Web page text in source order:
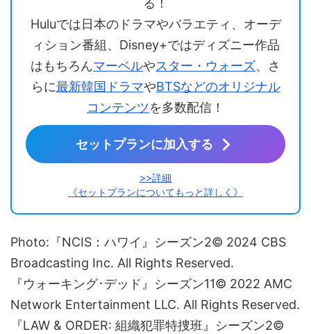
る！
Huluでは日本のドラマやバラエティ、オーデ
ィション番組、Disney+ではディズニー作品
はもちろんマーベルやスター・ウォーズ、さ
らに最新韓国ドラマやBTSなどのオリジナル
コンテンツを多数配信！
セットプランに加入する
>>詳細
《セットプランについてもっと詳しく》
Photo:『NCIS：ハワイ』シーズン2©︎ 2024 CBS
Broadcasting Inc. All Rights Reserved.
『ウォーキング･デッド』シーズン11© 2022 AMC
Network Entertainment LLC. All Rights Reserved.
『LAW & ORDER: 組織犯罪特捜班』シーズン2©